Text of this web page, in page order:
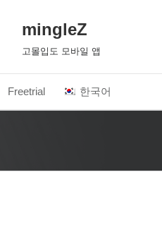
mingleZ
고몰입도 모바일 앱
Freetrial 한국어